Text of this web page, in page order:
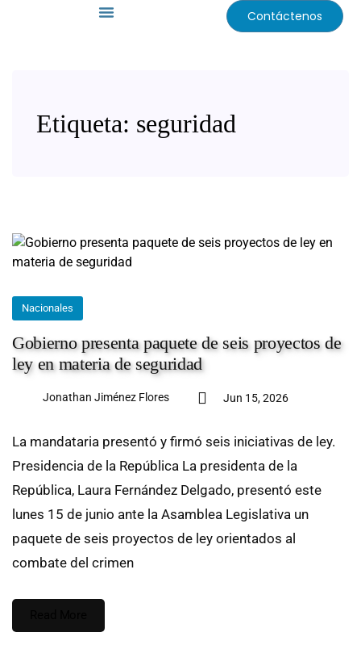
Contáctenos
Etiqueta: seguridad
Nacionales
Gobierno presenta paquete de seis proyectos de
ley en materia de seguridad
Jonathan Jiménez Flores Jun 15, 2026
La mandataria presentó y firmó seis iniciativas de ley.
Presidencia de la República La presidenta de la
República, Laura Fernández Delgado, presentó este
lunes 15 de junio ante la Asamblea Legislativa un
paquete de seis proyectos de ley orientados al
combate del crimen